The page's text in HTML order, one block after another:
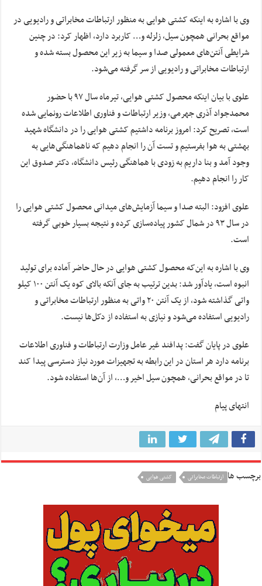
وی با اشاره به اینکه کشتی هوایی به منظور ارتباطات مخابراتی و رادیویی در
مواقع بحرانی همچون سیل، زلزله و… کاربرد دارد، اظهار کرد: در چنین
شرایطی آنتن‌های معمولی صدا و سیما به زیر این محصول بسته شده و
ارتباطات مخابراتی و رادیویی از سر گرفته می‌شود.
علوی با بیان اینکه محصول کشتی هوایی، تیرماه سال ۹۷ با حضور
محمدجواد آذری جهرمی، وزیر ارتباطات و فناوری اطلاعات رونمایی شده
است، تصریح کرد: امروز برنامه داشتیم کشتی هوایی را در دانشگاه شهید
بهشتی به هوا بفرستیم و تست آن را انجام دهیم که ناهماهنگی‌هایی به
وجود آمد و بنا داریم به زودی با هماهنگی رئیس دانشگاه، دکتر صدوق این
کار را انجام دهیم.
علوی افزود: البته صدا و سیما آزمایش‌های میدانی محصول کشتی هوایی را
در سال ۹۳ در شمال کشور پیاده‌سازی کرده و نتیجه بسیار خوبی گرفته
است.
وی با اشاره به این‌که محصول کشتی هوایی در حال حاضر آماده برای تولید
انبوه است، یادآور شد: بدین ترتیب به جای آنکه بالای کوه یک آنتن ۱۰۰ کیلو
واتی گذاشته شود، از یک آنتن ۲۰ واتی به منظور ارتباطات مخابراتی و
رادیویی استفاده می‌شود و نیازی به استفاده از دکل‌ها نیست.
علوی در پایان گفت: پدافند غیر عامل وزارت ارتباطات و فناوری اطلاعات
برنامه دارد هر استان در این رابطه به تجهیزات مورد نیاز دسترسی پیدا کند
تا در مواقع بحرانی، همچون سیل اخیر و…، از آن‌ها استفاده شود.
انتهای پیام
برچسب ها ارتباطات مخابراتی کشتی هوایی